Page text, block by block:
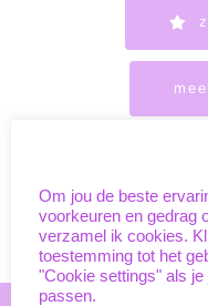
Om jou de beste
voorkeuren en gedrag
verzamel ik cookies.
toestemming tot het
"Cookie settings" als
passen.